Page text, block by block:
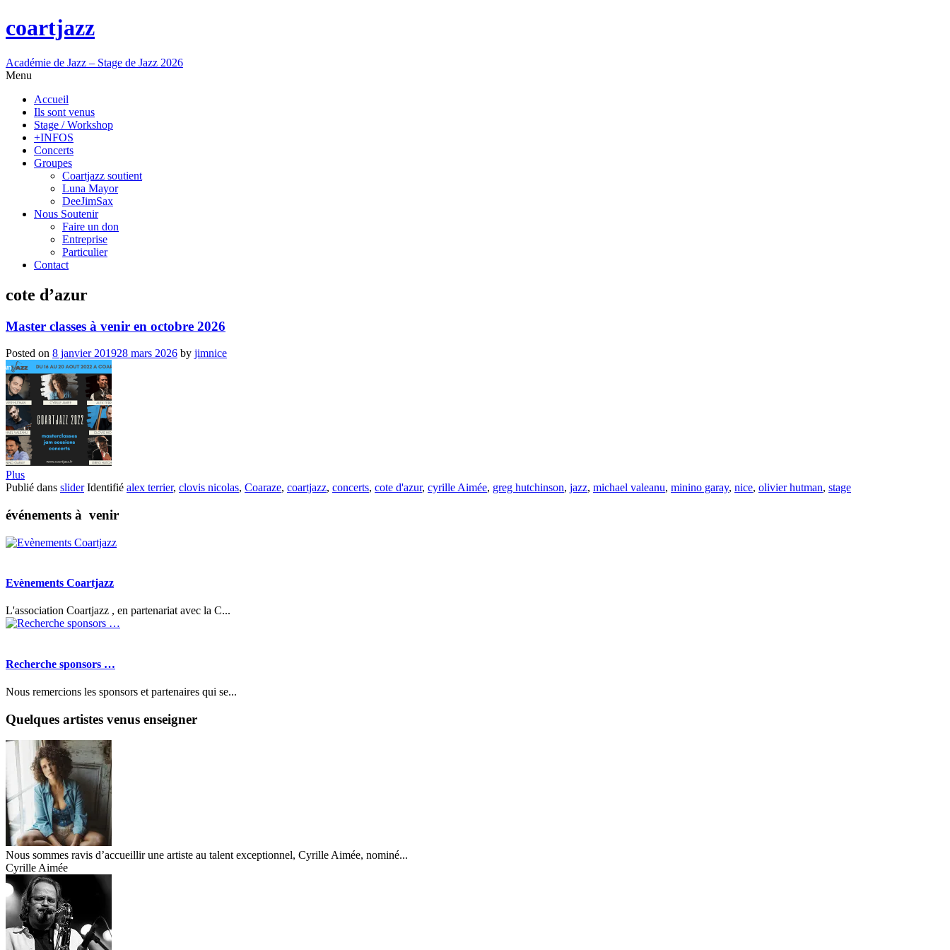
coartjazz
Académie de Jazz – Stage de Jazz 2026
Menu
Accueil
Ils sont venus
Stage / Workshop
+INFOS
Concerts
Groupes
Coartjazz soutient
Luna Mayor
DeeJimSax
Nous Soutenir
Faire un don
Entreprise
Particulier
Contact
cote d’azur
Master classes à venir en octobre 2026
Posted on 8 janvier 201928 mars 2026 by jimnice
Plus
Publié dans slider Identifié alex terrier, clovis nicolas, Coaraze, coartjazz, concerts, cote d'azur, cyrille Aimée, greg hutchinson, jazz, michael valeanu, minino garay, nice, olivier hutman, stage
événements à venir
Evènements Coartjazz
L'association Coartjazz , en partenariat avec la C...
Recherche sponsors …
Nous remercions les sponsors et partenaires qui se...
Quelques artistes venus enseigner
Nous sommes ravis d’accueillir une artiste au talent exceptionnel, Cyrille Aimée, nominé...
Cyrille Aimée